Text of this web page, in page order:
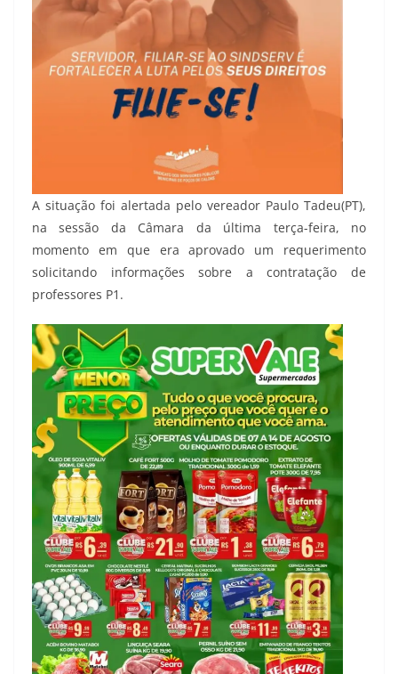
A situação foi alertada pelo vereador Paulo Tadeu(PT),
na sessão da Câmara da última terça-feira, no
momento em que era aprovado um requerimento
solicitando informações sobre a contratação de
professores P1.